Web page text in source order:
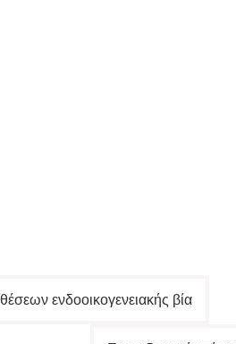
ενδοοικογενειακής βία